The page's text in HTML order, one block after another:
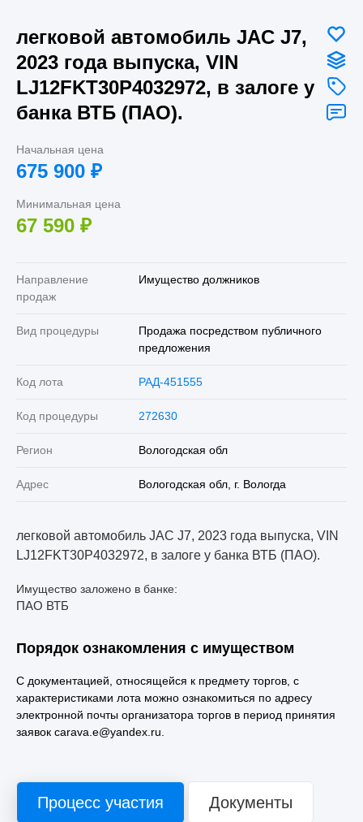
легковой автомобиль JAC J7,
2023 года выпуска, VIN
LJ12FKT30P4032972, в залоге у
банка ВТБ (ПАО).
Начальная цена
675 900 ₽
Минимальная цена
67 590 ₽
Направление
продаж
Имущество должников
Вид процедуры
Продажа посредством публичного
предложения
Код лота РАД-451555
Код процедуры 272630
Регион Вологодская обл
Адрес Вологодская обл, г. Вологда
легковой автомобиль JAC J7, 2023 года выпуска, VIN
LJ12FKT30P4032972, в залоге у банка ВТБ (ПАО).
Имущество заложено в банке:
ПАО ВТБ
Порядок ознакомления с имуществом
С документацией, относящейся к предмету торгов, с
характеристиками лота можно ознакомиться по адресу
электронной почты организатора торгов в период принятия
заявок carava.e@yandex.ru.
Процесс участия Документы